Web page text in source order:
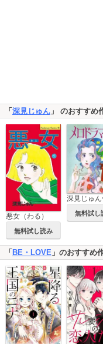
「深見じゅん 」 のおすすめ
悪女（わる）
無料試し読み
無料試し
「 BE・LOVE 」のおすすめ